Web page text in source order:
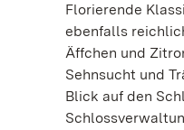
Florierende
ebenfalls
Äffchen und
Sehnsucht und
Blick auf den